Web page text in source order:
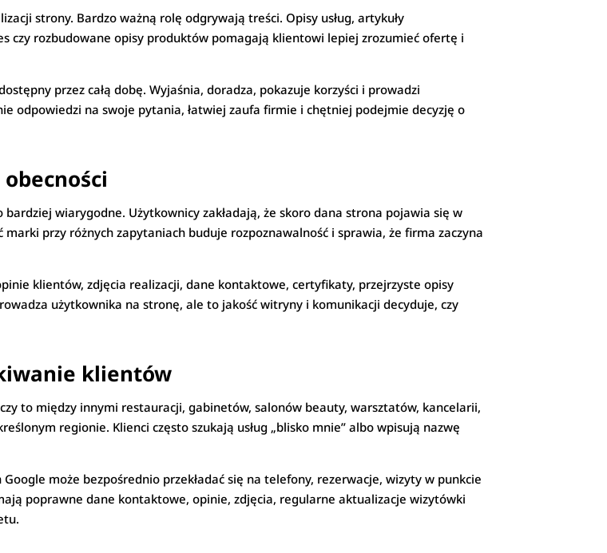
strony. Bardzo ważną rolę odgrywają treści. Opisy usług, artykuły
czy rozbudowane opisy produktów pomagają klientowi lepiej zrozumieć ofertę i
przez całą dobę. Wyjaśnia, doradza, pokazuje korzyści i prowadzi
odpowiedzi na swoje pytania, łatwiej zaufa firmie i chętniej podejmie decyzję o
wiarygodne. Użytkownicy zakładają, że skoro dana strona pojawia się w
przy różnych zapytaniach buduje rozpoznawalność i sprawia, że firma zaczyna
klientów, zdjęcia realizacji, dane kontaktowe, certyfikaty, przejrzyste opisy
użytkownika na stronę, ale to jakość witryny i komunikacji decyduje, czy
klientów
to między innymi restauracji, gabinetów, salonów beauty, warsztatów, kancelarii,
regionie. Klienci często szukają usług „blisko mnie” albo wpisują nazwę
może bezpośrednio przekładać się na telefony, rezerwacje, wizyty w punkcie
poprawne dane kontaktowe, opinie, zdjęcia, regularne aktualizacje wizytówki